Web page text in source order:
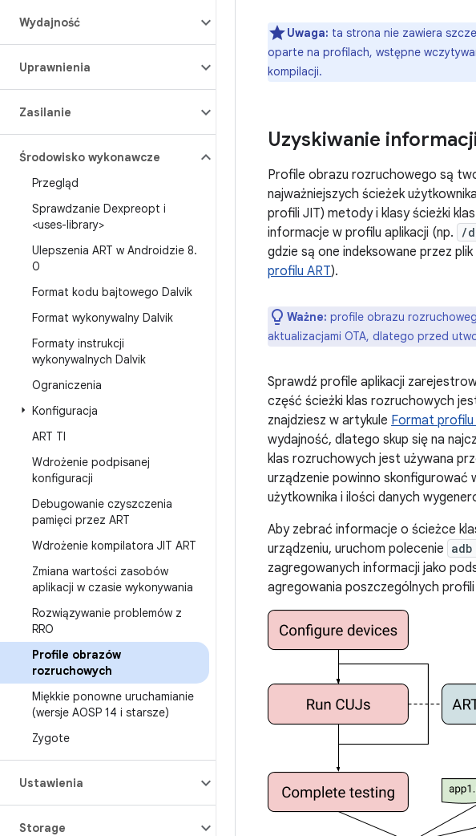
Wydajność
Uprawnienia
Zasilanie
Środowisko wykonawcze
Przegląd
Sprawdzanie Dexpreopt i
<uses-library>
Ulepszenia ART w Androidzie 8.
0
Format kodu bajtowego Dalvik
Format wykonywalny Dalvik
Formaty instrukcji
wykonywalnych Dalvik
Ograniczenia
Konfiguracja
ART TI
Wdrożenie podpisanej
konfiguracji
Debugowanie czyszczenia
pamięci przez ART
Wdrożenie kompilatora JIT ART
Zmiana wartości zasobów
aplikacji w czasie wykonywania
Rozwiązywanie problemów z
RRO
Profile obrazów
rozruchowych
Miękkie ponowne uruchamianie
(wersje AOSP 14 i starsze)
Zygote
Ustawienia
Storage
Uwaga: ta strona nie zawiera
oparte na profilach, wstępne
kompilacji.
Uzyskiwanie
Profile obrazu rozruchowego są
najważniejszych ścieżek
profili JIT) metody i klasy ścieżki
informacje w profilu aplikacji (np.
/
gdzie są one indeksowane przez
profilu ART).
Ważne: profile obrazu
aktualizacjami OTA, dlatego przed
Sprawdź profile aplikacji
część ścieżki klas rozruchowych
znajdziesz w artykule Format profilu
wydajność, dlatego skup się na
klas rozruchowych jest używana
urządzenie powinno skonfigurować
użytkownika i ilości danych
Aby zebrać informacje o ścieżce
urządzeniu, uruchom polecenie
zagregowanych informacji jako
agregowania poszczególnych